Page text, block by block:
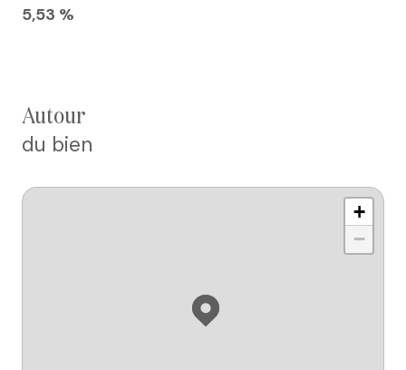
5,53 %
autour
du bien
+
−